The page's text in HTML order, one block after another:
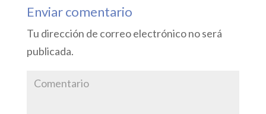
Enviar comentario
Tu dirección de correo electrónico no será
publicada.